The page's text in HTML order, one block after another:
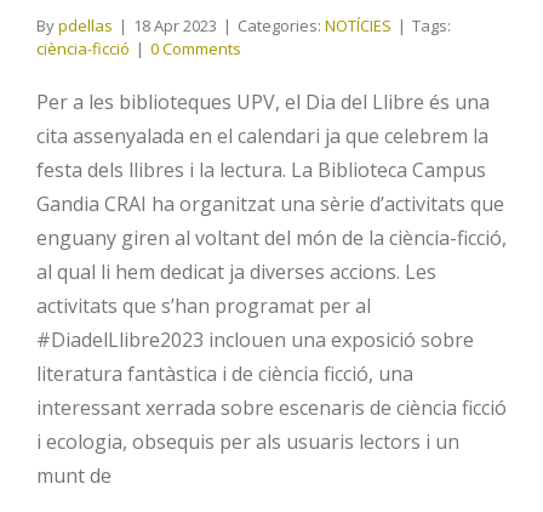
Bypdellas | 18 Apr 2023 | Categories: NOTÍCIES | Tags:
ciència-ficció | 0 Comments
Per a les biblioteques UPV, el Dia del Llibre és una
cita assenyalada en el calendari ja que celebrem la
festa dels llibres i la lectura. La Biblioteca Campus
Gandia CRAI ha organitzat una sèrie d’activitats que
enguany giren al voltant del món de la ciència-ficció,
al qual li hem dedicat ja diverses accions. Les
activitats que s’han programat per al
#DiadelLlibre2023 inclouen una exposició sobre
literatura fantàstica i de ciència ficció, una
interessant xerrada sobre escenaris de ciència ficció
i ecologia, obsequis per als usuaris lectors i un
munt de